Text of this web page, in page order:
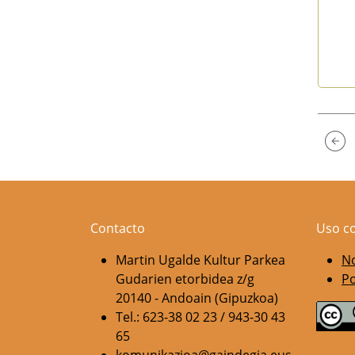
Contacto
Martin Ugalde Kultur Parkea
Gudarien etorbidea z/g
20140 - Andoain (Gipuzkoa)
Tel.: 623-38 02 23 / 943-30 43
65
Uso